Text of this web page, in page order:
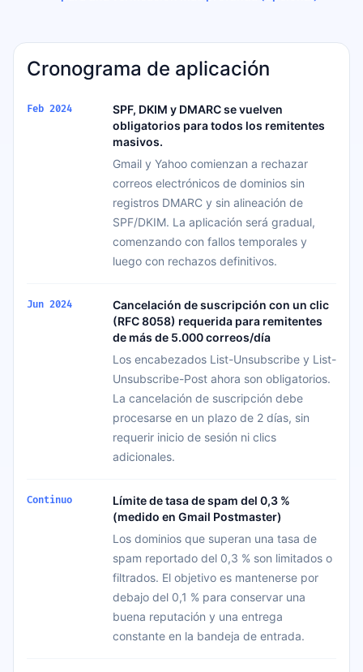
Cronograma de aplicación
Feb 2024
SPF, DKIM y DMARC se vuelven
obligatorios para todos los remitentes
masivos.
Gmail y Yahoo comienzan a rechazar
correos electrónicos de dominios sin
registros DMARC y sin alineación de
SPF/DKIM. La aplicación será gradual,
comenzando con fallos temporales y
luego con rechazos definitivos.
Jun 2024
Cancelación de suscripción con un clic
(RFC 8058) requerida para remitentes
de más de 5.000 correos/día
Los encabezados List-Unsubscribe y List-
Unsubscribe-Post ahora son obligatorios.
La cancelación de suscripción debe
procesarse en un plazo de 2 días, sin
requerir inicio de sesión ni clics
adicionales.
Continuo
Límite de tasa de spam del 0,3 %
(medido en Gmail Postmaster)
Los dominios que superan una tasa de
spam reportado del 0,3 % son limitados o
filtrados. El objetivo es mantenerse por
debajo del 0,1 % para conservar una
buena reputación y una entrega
constante en la bandeja de entrada.